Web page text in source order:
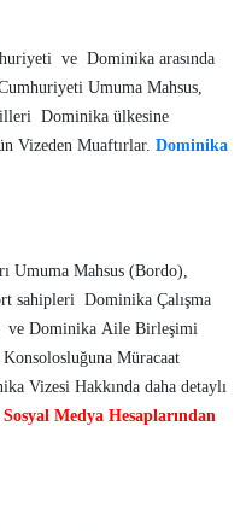
ve Dominika arasında
Umuma Mahsus,
Dominika ülkesine
Vizeden Muaftırlar. Dominika
Umuma Mahsus (Bordo),
sahipleri Dominika Çalışma
ve Dominika Aile Birleşimi
Müracaat
Vizesi Hakkında daha detaylı
Sosyal Medya Hesaplarından